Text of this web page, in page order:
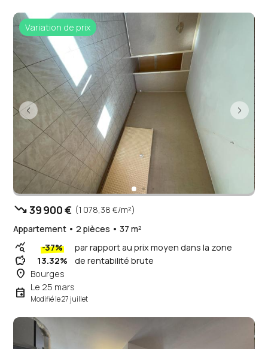
Variation de prix
trending_down39 900 € (1 078,38 €/m²)
Appartement • 2 pièces • 37 m²
query_stats -37% par rapport au prix moyen dans la zone
savings 13.32% de rentabilité brute
place Bourges
event Le 25 mars
Modifié le 27 juillet